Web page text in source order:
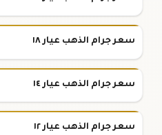
سعر جرام الذهب عيار ١٨
سعر جرام الذهب عيار ١٤
سعر جرام الذهب عيار ١٢